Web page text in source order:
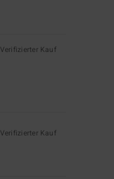
Verifizierter Kauf
Verifizierter Kauf